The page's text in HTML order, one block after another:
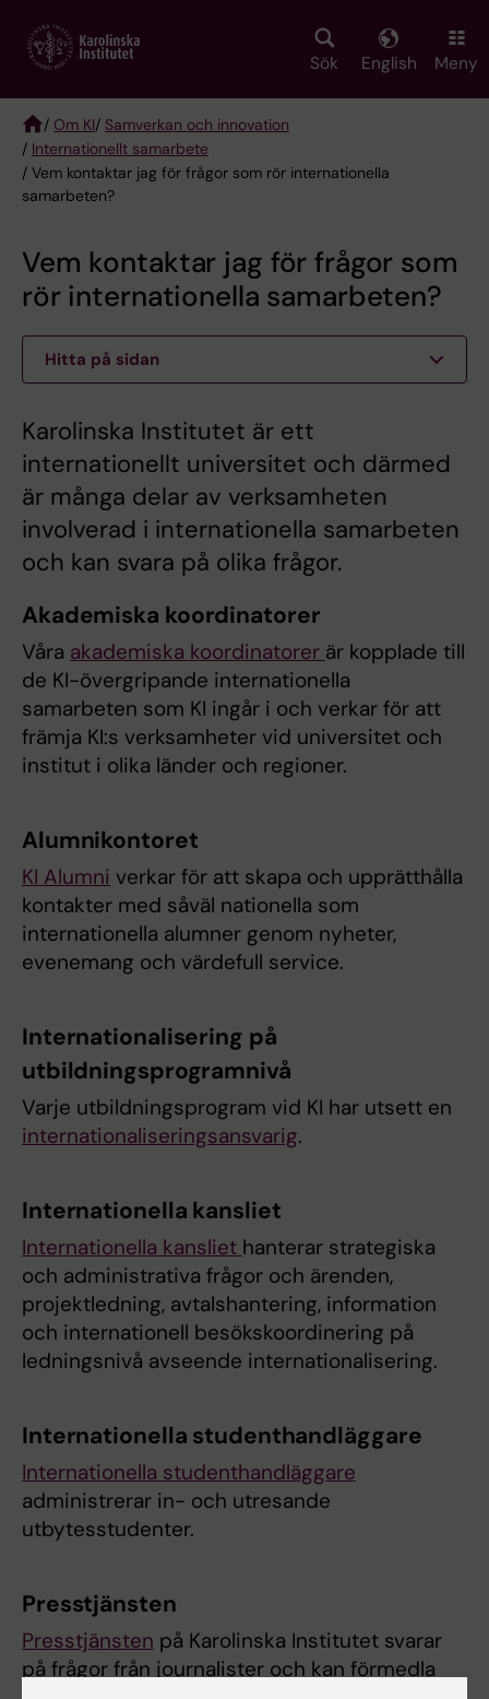
main
Sök English Meny
Breadcrumb
/ Om KI/ Samverkan och innovation
/ Internationellt samarbete
/ Vem kontaktar jag för frågor som rör internationella
samarbeten?
Vem kontaktar jag för frågor som
rör internationella samarbeten?
Hitta på sidan
Karolinska Institutet är ett
internationellt universitet och därmed
är många delar av verksamheten
involverad i internationella samarbeten
och kan svara på olika frågor.
Akademiska koordinatorer
Våra akademiska koordinatorer är kopplade till
de KI-övergripande internationella
samarbeten som KI ingår i och verkar för att
främja KI:s verksamheter vid universitet och
institut i olika länder och regioner.
Alumnikontoret
KI Alumni verkar för att skapa och upprätthålla
kontakter med såväl nationella som
internationella alumner genom nyheter,
evenemang och värdefull service.
Internationalisering på
utbildningsprogramnivå
Varje utbildningsprogram vid KI har utsett en
internationaliseringsansvarig.
Internationella kansliet
Internationella kansliet hanterar strategiska
och administrativa frågor och ärenden,
projektledning, avtalshantering, information
och internationell besökskoordinering på
ledningsnivå avseende internationalisering.
Internationella studenthandläggare
Internationella studenthandläggare
administrerar in- och utresande
utbytesstudenter.
Presstjänsten
Presstjänsten på Karolinska Institutet svarar
på frågor från journalister och kan förmedla